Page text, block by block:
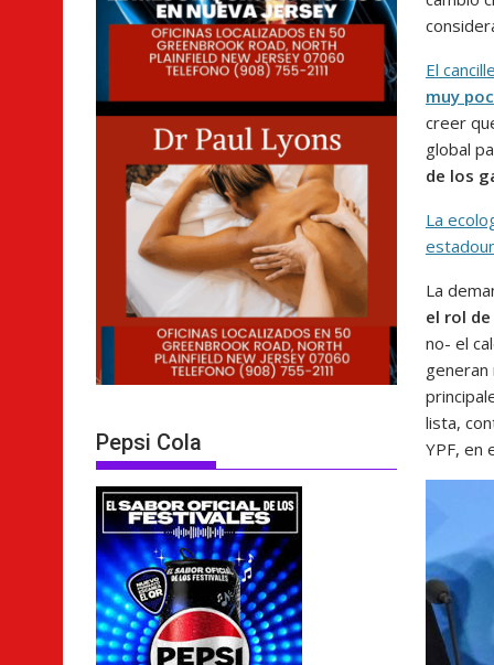
El
muy
creer
global
de los
La
La
el rol
no- el
generan
lista,
YPF, en
Pepsi Cola